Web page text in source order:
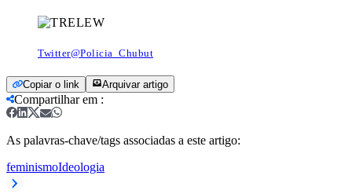
Twitter@Policia_Chubut
Copiar o link Arquivar artigo
Compartilhar em :
As palavras-chave/tags associadas a este artigo:
feminismoIdeologia